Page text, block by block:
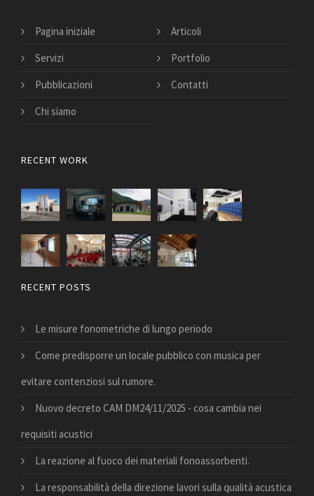
Pagina iniziale
Articoli
Servizi
Portfolio
Pubblicazioni
Contatti
Chi siamo
RECENT WORK
RECENT POSTS
Le misure fonometriche di lungo periodo
Come predisporre un locale pubblico con musica per
evitare contenziosi sul rumore.
Nuovo decreto CAM DM24/11/2025 - cosa cambia nei
requisiti acustici
La reazione al fuoco dei materiali fonoassorbenti.
La responsabilità della direzione lavori sulla qualità acustica